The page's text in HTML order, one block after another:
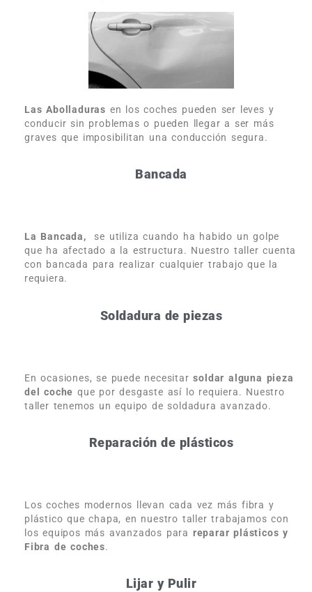
Las Abolladuras en los coches pueden ser leves y
conducir sin problemas o pueden llegar a ser más
graves que imposibilitan una conducción segura.
Bancada
La Bancada,
se utiliza cuando ha habido un golpe
que ha afectado a la estructura. Nuestro taller cuenta
con bancada para realizar cualquier trabajo que la
requiera.
Soldadura de piezas
En ocasiones, se puede necesitarsoldar alguna pieza
del coche que por desgaste así lo requiera. Nuestro
taller tenemos un equipo de soldadura avanzado.
Reparación de plásticos
Los coches modernos llevan cada vez más fibra y
plástico que chapa, en nuestro taller trabajamos con
los equipos más avanzados para reparar plásticos y
Fibra de coches.
Lijar y Pulir